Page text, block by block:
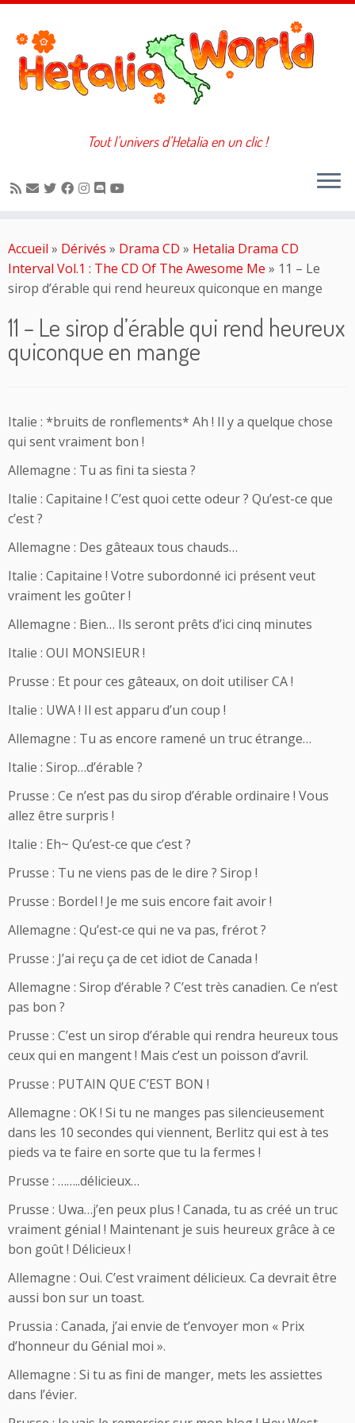
au
contenu
Tout l'univers d'Hetalia en un clic !
Accueil » Dérivés » Drama CD » Hetalia Drama CD
Interval Vol.1 : The CD Of The Awesome Me » 11 – Le
sirop d’érable qui rend heureux quiconque en mange
11 – Le sirop d’érable qui rend heureux
quiconque en mange
Italie : *bruits de ronflements* Ah ! Il y a quelque chose
qui sent vraiment bon !
Allemagne : Tu as fini ta siesta ?
Italie : Capitaine ! C’est quoi cette odeur ? Qu’est-ce que
c’est ?
Allemagne : Des gâteaux tous chauds…
Italie : Capitaine ! Votre subordonné ici présent veut
vraiment les goûter !
Allemagne : Bien… Ils seront prêts d’ici cinq minutes
Italie : OUI MONSIEUR !
Prusse : Et pour ces gâteaux, on doit utiliser CA !
Italie : UWA ! Il est apparu d’un coup !
Allemagne : Tu as encore ramené un truc étrange…
Italie : Sirop…d’érable ?
Prusse : Ce n’est pas du sirop d’érable ordinaire ! Vous
allez être surpris !
Italie : Eh~ Qu’est-ce que c’est ?
Prusse : Tu ne viens pas de le dire ? Sirop !
Prusse : Bordel ! Je me suis encore fait avoir !
Allemagne : Qu’est-ce qui ne va pas, frérot ?
Prusse : J’ai reçu ça de cet idiot de Canada !
Allemagne : Sirop d’érable ? C’est très canadien. Ce n’est
pas bon ?
Prusse : C’est un sirop d’érable qui rendra heureux tous
ceux qui en mangent ! Mais c’est un poisson d’avril.
Prusse : PUTAIN QUE C’EST BON !
Allemagne : OK ! Si tu ne manges pas silencieusement
dans les 10 secondes qui viennent, Berlitz qui est à tes
pieds va te faire en sorte que tu la fermes !
Prusse : ……..délicieux…
Prusse : Uwa…j’en peux plus ! Canada, tu as créé un truc
vraiment génial ! Maintenant je suis heureux grâce à ce
bon goût ! Délicieux !
Allemagne : Oui. C’est vraiment délicieux. Ca devrait être
aussi bon sur un toast.
Prussia : Canada, j’ai envie de t’envoyer mon « Prix
d’honneur du Génial moi ».
Allemagne : Si tu as fini de manger, mets les assiettes
dans l’évier.